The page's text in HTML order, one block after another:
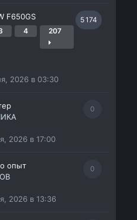
5 174
F650GS
4 207
2026 в 03:30
0
2026 в 17:00
0
опыт
2026 в 13:36